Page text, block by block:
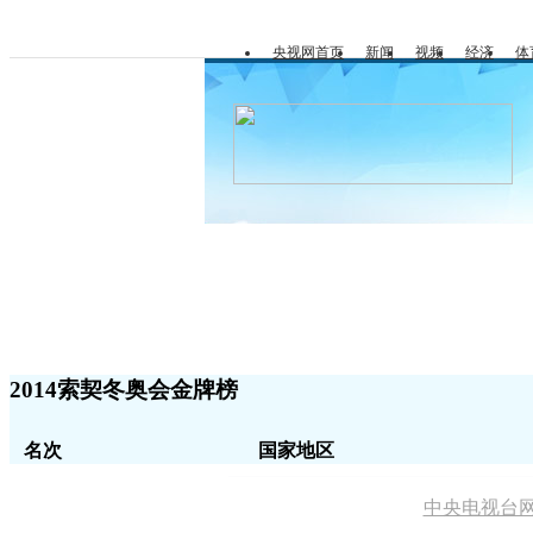
央视网首页 新闻 视频 经济 体
2014索契冬奥会金牌榜
名次 国家地区
中央电视台